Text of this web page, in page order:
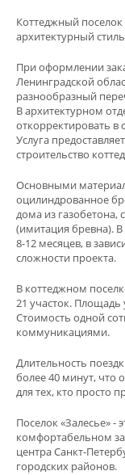
Коттеджный
архитектурный
При оформлении
Ленинградской
разнообразный
В архитектурном
откорректировать в
Услуга
строительство
Основными
оцилиндрованное
дома из
(имитация бревна). В
8-12 месяцев, в
сложности проекта.
В коттеджном
21 участок. Площадь
Стоимость одной
коммуникациями.
Длительность
более 40 минут, что
для тех, кто просто
Поселок «Залесье»
комфортабельном
центра Санкт-
городских районов.